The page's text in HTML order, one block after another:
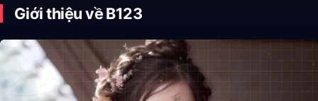
Giới thiệu về B123